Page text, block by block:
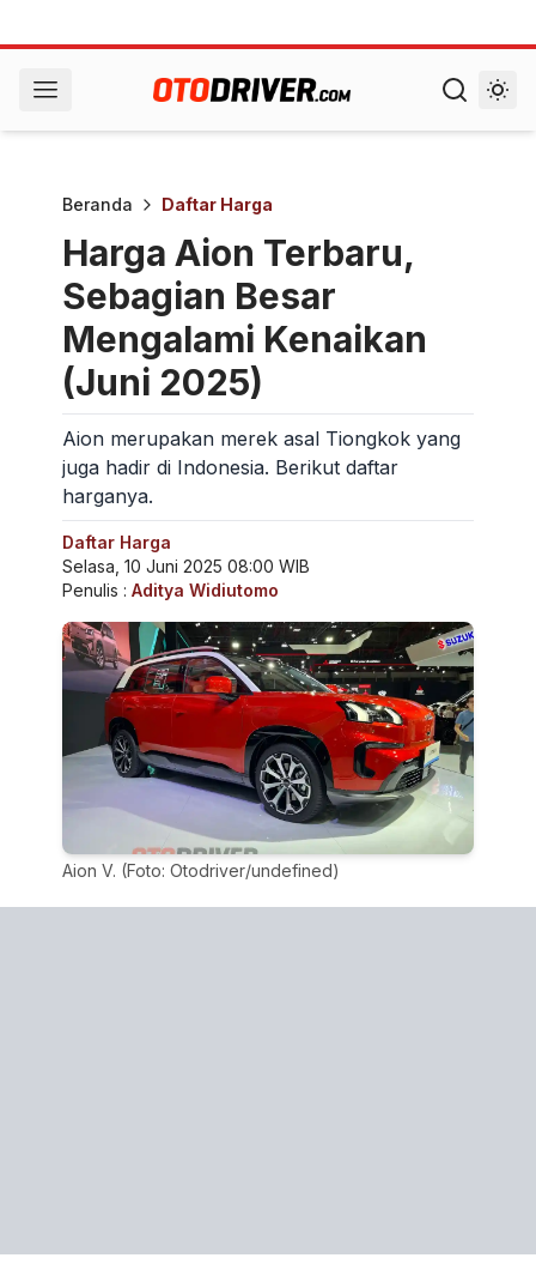
Beranda Daftar Harga
Harga Aion Terbaru,
Sebagian Besar
Mengalami Kenaikan
(Juni 2025)
Aion merupakan merek asal Tiongkok yang
juga hadir di Indonesia. Berikut daftar
harganya.
Daftar Harga
Selasa, 10 Juni 2025 08:00 WIB
Penulis : Aditya Widiutomo
Aion V. (Foto: Otodriver/undefined)